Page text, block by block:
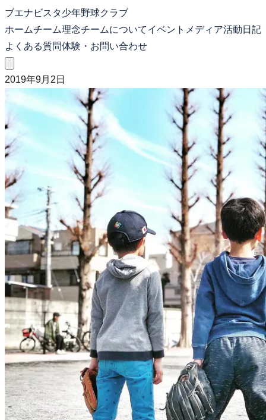
ブエナビスタ少年野球クラブ
ホームチーム理念チームについてイベント メディア活動日記
よくある質問体験・お問い合わせ
2019年9月2日